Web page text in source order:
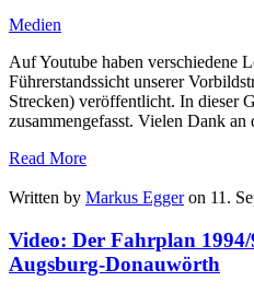
Medien
Auf Youtube haben verschiedene
Führerstandssicht unserer
Strecken) veröffentlicht. In dieser
zusammengefasst. Vielen Dank an
Read More
Written by Markus Eggeron 11.
Video: Der Fahrplan
Augsburg-Donauwörth